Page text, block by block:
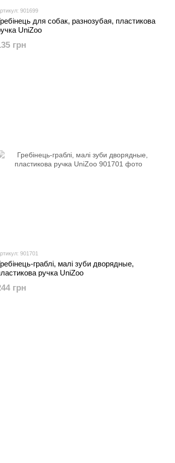
901699
для собак, разнозубая, пластикова
UniZoo
грн
901701
граблі, малі зуби дворядные,
ручка UniZoo
грн